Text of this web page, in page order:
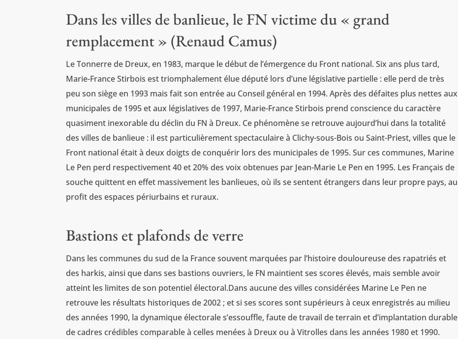
Dans les villes de banlieue, le FN victime du « grand
remplacement » (Renaud Camus)
Le Tonnerre de Dreux, en 1983, marque le début de l’émergence du Front national. Six ans plus tard,
Marie-France Stirbois est triomphalement élue député lors d’une législative partielle : elle perd de très
peu son siège en 1993 mais fait son entrée au Conseil général en 1994. Après des défaites plus nettes aux
municipales de 1995 et aux législatives de 1997, Marie-France Stirbois prend conscience du caractère
quasiment inexorable du déclin du FN à Dreux. Ce phénomène se retrouve aujourd’hui dans la totalité
des villes de banlieue : il est particulièrement spectaculaire à Clichy-sous-Bois ou Saint-Priest, villes que le
Front national était à deux doigts de conquérir lors des municipales de 1995. Sur ces communes, Marine
Le Pen perd respectivement 40 et 20% des voix obtenues par Jean-Marie Le Pen en 1995. Les Français de
souche quittent en effet massivement les banlieues, où ils se sentent étrangers dans leur propre pays, au
profit des espaces périurbains et ruraux.
Bastions et plafonds de verre
Dans les communes du sud de la France souvent marquées par l’histoire douloureuse des rapatriés et
des harkis, ainsi que dans ses bastions ouvriers, le FN maintient ses scores élevés, mais semble avoir
atteint les limites de son potentiel électoral.Dans aucune des villes considérées Marine Le Pen ne
retrouve les résultats historiques de 2002 ; et si ses scores sont supérieurs à ceux enregistrés au milieu
des années 1990, la dynamique électorale s’essouffle, faute de travail de terrain et d’implantation durable
de cadres crédibles comparable à celles menées à Dreux ou à Vitrolles dans les années 1980 et 1990.